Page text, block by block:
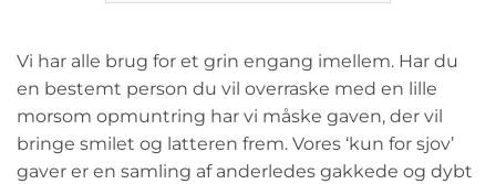
Vi har alle brug for et grin engang imellem. Har du
en bestemt person du vil overraske med en lille
morsom opmuntring har vi måske gaven, der vil
bringe smilet og latteren frem. Vores ‘kun for sjov’
gaver er en samling af anderledes gakkede og dybt